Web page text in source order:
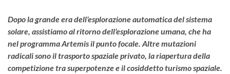
Dopo la grande era dell’esplorazione automatica del sistema
solare, assistiamo al ritorno dell’esplorazione umana, che ha
nel programma Artemis il punto focale. Altre mutazioni
radicali sono il trasporto spaziale privato, la riapertura della
competizione tra superpotenze e il cosiddetto turismo spaziale.